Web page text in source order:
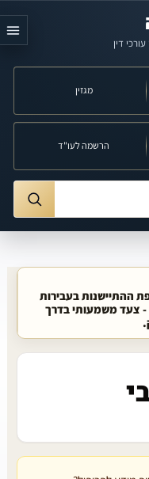
דין
מגזין
הרשמה לעו"ד
ההתיישנות בעבירות
- צעד משמעותי בדרך